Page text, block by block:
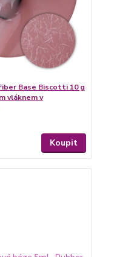
Base Biscotti 10 g
vláknem v
Koupit